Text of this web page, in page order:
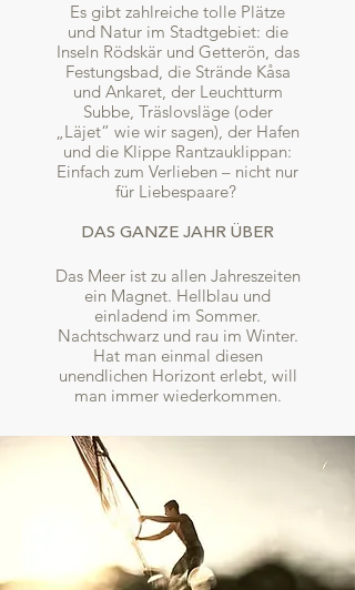
Es gibt zahlreiche tolle Plätze
und Natur im Stadtgebiet: die
Inseln Rödskär und Getterön, das
Festungsbad, die Strände Kåsa
und Ankaret, der Leuchtturm
Subbe, Träslovsläge (oder
„Läjet“ wie wir sagen), der Hafen
und die Klippe Rantzauklippan:
Einfach zum Verlieben – nicht nur
für Liebespaare?
DAS GANZE JAHR ÜBER
Das Meer ist zu allen Jahreszeiten
ein Magnet. Hellblau und
einladend im Sommer.
Nachtschwarz und rau im Winter.
Hat man einmal diesen
unendlichen Horizont erlebt, will
man immer wiederkommen.